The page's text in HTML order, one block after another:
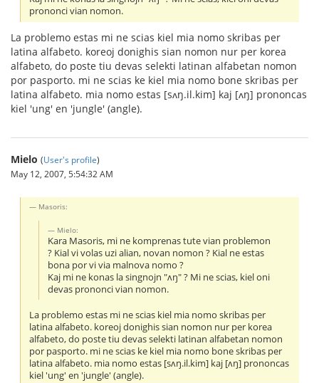
prononci vian nomon.
La problemo estas mi ne scias kiel mia nomo skribas per
latina alfabeto. koreoj donighis sian nomon nur per korea
alfabeto, do poste tiu devas selekti latinan alfabetan nomon
por pasporto. mi ne scias ke kiel mia nomo bone skribas per
latina alfabeto. mia nomo estas [sʌŋ.il.kim] kaj [ʌŋ] prononcas
kiel 'ung' en 'jungle' (angle).
Mielo (User's profile)
May 12, 2007, 5:54:32 AM
Masoris:
Mielo:
Kara Masoris, mi ne komprenas tute vian problemon
? Kial vi volas uzi alian, novan nomon ? Kial ne estas
bona por vi via malnova nomo ?
Kaj mi ne konas la singnojn "ʌŋ" ? Mi ne scias, kiel oni
devas prononci vian nomon.
La problemo estas mi ne scias kiel mia nomo skribas per
latina alfabeto. koreoj donighis sian nomon nur per korea
alfabeto, do poste tiu devas selekti latinan alfabetan nomon
por pasporto. mi ne scias ke kiel mia nomo bone skribas per
latina alfabeto. mia nomo estas [sʌŋ.il.kim] kaj [ʌŋ] prononcas
kiel 'ung' en 'jungle' (angle).